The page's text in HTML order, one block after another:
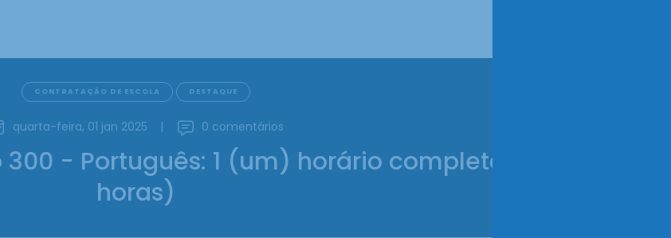
CONTRATAÇÃO DE ESCOLA DESTAQUE
quarta-feira, 01 jan 2025 | 0 comentários
- Português: 1 (um) horário completo (22
horas)